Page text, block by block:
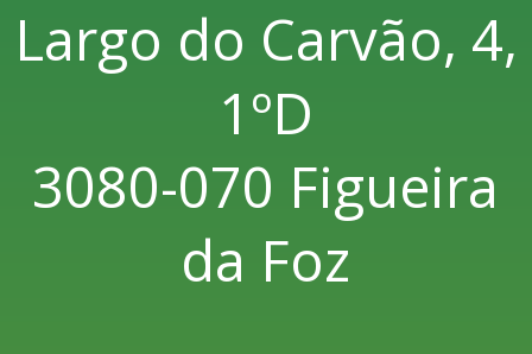
Largo do Carvão, 4,
1ºD
3080-070 Figueira
da Foz